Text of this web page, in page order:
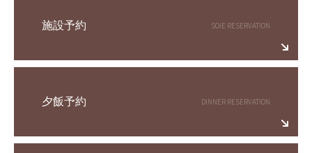
施設予約
夕飯予約